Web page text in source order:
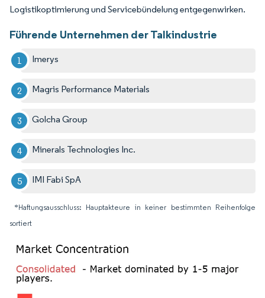
Logistikoptimierung und Servicebündelung entgegenwirken.
Führende Unternehmen der Talkindustrie
Imerys
Magris Performance Materials
Golcha Group
Minerals Technologies Inc.
IMI Fabi SpA
*Haftungsausschluss: Hauptakteure in keiner bestimmten Reihenfolge
sortiert